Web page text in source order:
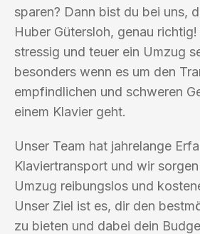
sparen? Dann bist du bei uns,
Huber Gütersloh, genau
stressig und teuer ein Umzug
besonders wenn es um den
empfindlichen und schweren
einem Klavier geht.
Unser Team hat jahrelange
Klaviertransport und wir
Umzug reibungslos und
Unser Ziel ist es, dir den
zu bieten und dabei dein